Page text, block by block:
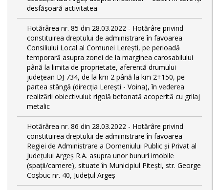
desfășoară activitatea
Hotărârea nr. 85 din 28.03.2022 - Hotărâre privind
constituirea dreptului de administrare în favoarea
Consiliului Local al Comunei Lerești, pe perioadă
temporară asupra zonei de la marginea carosabilului
până la limita de proprietate, aferentă drumului
județean DJ 734, de la km 2 până la km 2+150, pe
partea stângă (direcția Lerești - Voina), în vederea
realizării obiectivului: rigolă betonată acoperită cu grilaj
metalic
Hotărârea nr. 86 din 28.03.2022 - Hotărâre privind
constituirea dreptului de administrare în favoarea
Regiei de Administrare a Domeniului Public și Privat al
Județului Argeș R.A. asupra unor bunuri imobile
(spații/camere), situate în Municipiul Pitești, str. George
Coșbuc nr. 40, Județul Argeș